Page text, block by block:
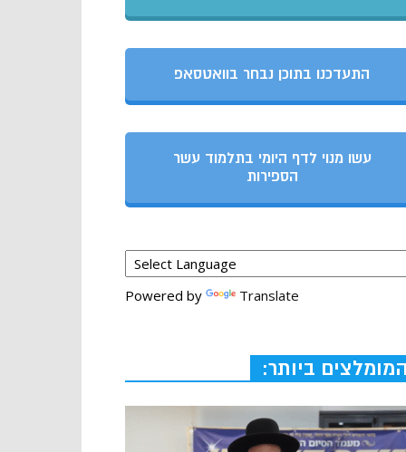
התעדכנו בתוכן נבחר בוואטסאפ
עשו מנוי לדף היומי בתלמוד עשר
הספירות
Powered by Translate
המומלצים ביותר: